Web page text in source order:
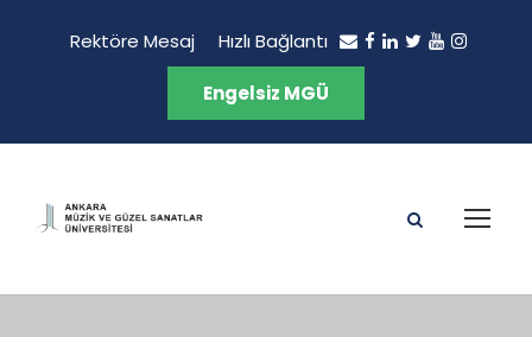
Rektöre Mesaj Hızlı Bağlantı
Engelsiz MGÜ